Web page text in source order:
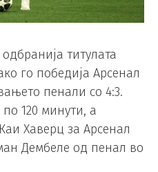
титулата
го победија Арсенал
пенали со 4:3.
120 минути, а
Хаверц за Арсенал
Дембеле од пенал во